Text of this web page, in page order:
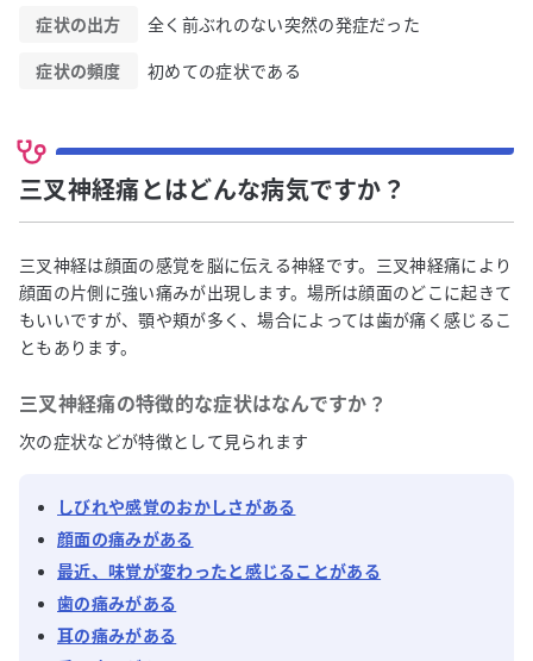
症状の出方 全く前ぶれのない突然の発症だった
症状の頻度 初めての症状である
三叉神経痛とはどんな病気ですか？
三叉神経は顔面の感覚を脳に伝える神経です。三叉神経痛により
顔面の片側に強い痛みが出現します。場所は顔面のどこに起きて
もいいですが、顎や頬が多く、場合によっては歯が痛く感じるこ
ともあります。
三叉神経痛の特徴的な症状はなんですか？
次の症状などが特徴として見られます
しびれや感覚のおかしさがある
顔面の痛みがある
最近、味覚が変わったと感じることがある
歯の痛みがある
耳の痛みがある